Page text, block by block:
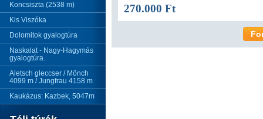
Koncsiszta (2538 m)
Kis Viszóka
Dolomitok gyalogtúra
Naskalat - Nagy-Hagymás
gyalogtúra.
Aletsch gleccser / Mönch
4099 m / Jungfrau 4158 m
Kaukázus: Kazbek, 5047m
270.000 Ft